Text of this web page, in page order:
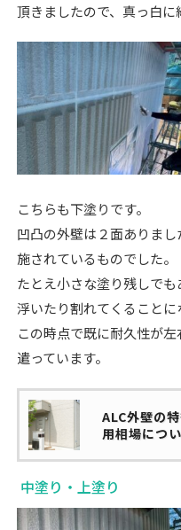
頂きましたので、真っ白に
こちらも下塗りです。
凹凸の外壁は２面ありま
施されているものでした。
たとえ小さな塗り残しで
浮いたり割れてくることに
この時点で既に耐久性が
遣っています。
ALC外壁の
用相場につ
中塗り・上塗り